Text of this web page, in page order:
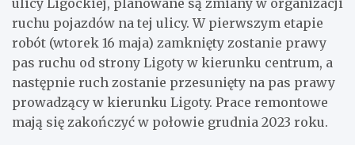
ruchu pojazdów na tej ulicy. W pierwszym etapie
robót (wtorek 16 maja) zamknięty zostanie prawy
pas ruchu od strony Ligoty w kierunku centrum, a
następnie ruch zostanie przesunięty na pas prawy
prowadzący w kierunku Ligoty. Prace remontowe
mają się zakończyć w połowie grudnia 2023 roku.